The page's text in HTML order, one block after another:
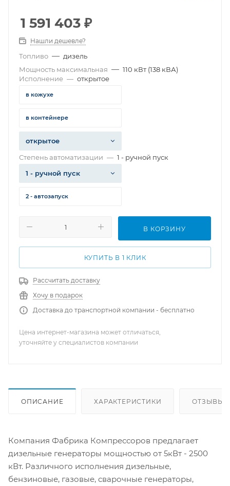
1 591 403 ₽
Нашли дешевле?
Топливо — дизель
Мощность максимальная — 110 кВт (138 кВА)
Исполнение — открытое
в кожухе
в контейнере
открытое
Степень автоматизации — 1 - ручной пуск
1 - ручной пуск
2 - автозапуск
В КОРЗИНУ
КУПИТЬ В 1 КЛИК
Рассчитать доставку
Хочу в подарок
Доставка до транспортной компании - бесплатно
Цена интернет-магазина может отличаться,
уточняйте у специалистов компании
ОПИСАНИЕ ХАРАКТЕРИСТИКИ ОТЗЫВЫ
Компания Фабрика Компрессоров предлагает
дизельные генераторы мощностью от 5кВт - 2500
кВт. Различного исполнения дизельные,
бензиновые, газовые, сварочные генераторы,